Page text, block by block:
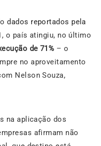
dados reportados pela
, o país atingiu, no último
de 71% – o
no aproveitamento
Nelson Souza,
na aplicação dos
afirmam não